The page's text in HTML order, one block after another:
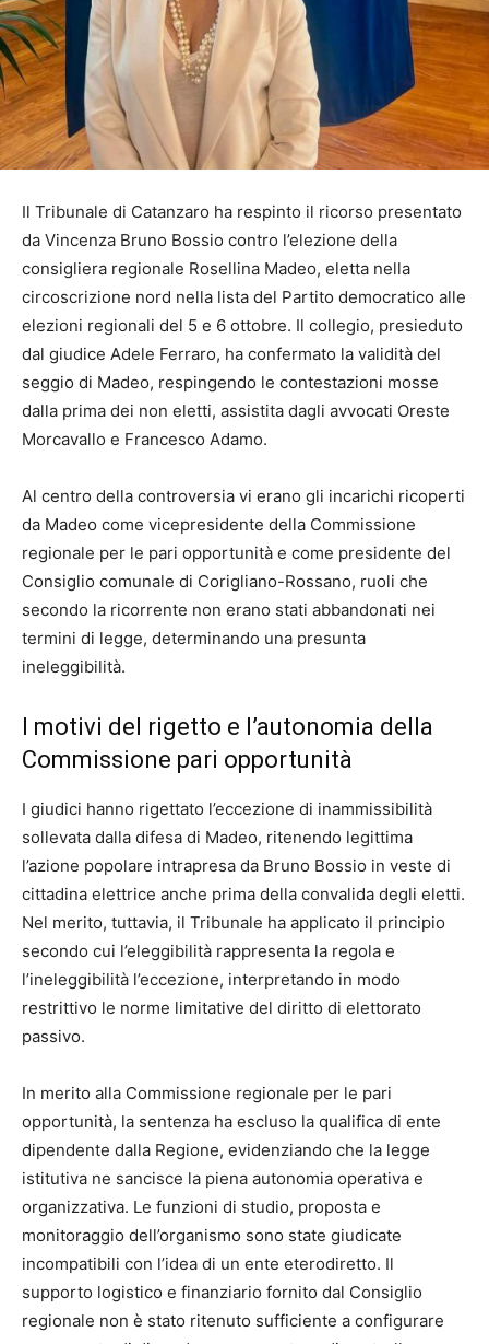
Il Tribunale di Catanzaro ha respinto il ricorso presentato
da Vincenza Bruno Bossio contro l’elezione della
consigliera regionale Rosellina Madeo, eletta nella
circoscrizione nord nella lista del Partito democratico alle
elezioni regionali del 5 e 6 ottobre. Il collegio, presieduto
dal giudice Adele Ferraro, ha confermato la validità del
seggio di Madeo, respingendo le contestazioni mosse
dalla prima dei non eletti, assistita dagli avvocati Oreste
Morcavallo e Francesco Adamo.
Al centro della controversia vi erano gli incarichi ricoperti
da Madeo come vicepresidente della Commissione
regionale per le pari opportunità e come presidente del
Consiglio comunale di Corigliano-Rossano, ruoli che
secondo la ricorrente non erano stati abbandonati nei
termini di legge, determinando una presunta
ineleggibilità.
I motivi del rigetto e l’autonomia della
Commissione pari opportunità
I giudici hanno rigettato l’eccezione di inammissibilità
sollevata dalla difesa di Madeo, ritenendo legittima
l’azione popolare intrapresa da Bruno Bossio in veste di
cittadina elettrice anche prima della convalida degli eletti.
Nel merito, tuttavia, il Tribunale ha applicato il principio
secondo cui l’eleggibilità rappresenta la regola e
l’ineleggibilità l’eccezione, interpretando in modo
restrittivo le norme limitative del diritto di elettorato
passivo.
In merito alla Commissione regionale per le pari
opportunità, la sentenza ha escluso la qualifica di ente
dipendente dalla Regione, evidenziando che la legge
istitutiva ne sancisce la piena autonomia operativa e
organizzativa. Le funzioni di studio, proposta e
monitoraggio dell’organismo sono state giudicate
incompatibili con l’idea di un ente eterodiretto. Il
supporto logistico e finanziario fornito dal Consiglio
regionale non è stato ritenuto sufficiente a configurare